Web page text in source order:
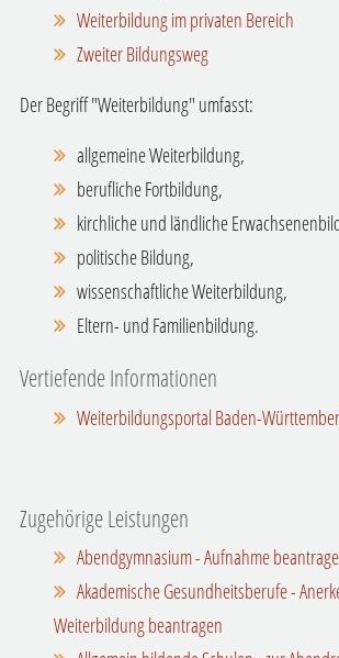
Weiterbildung im privaten Bereich
Zweiter Bildungsweg
Der Begriff "Weiterbildung" umfasst:
allgemeine Weiterbildung,
berufliche Fortbildung,
kirchliche und ländliche
politische Bildung,
wissenschaftliche Weiterbildung,
Eltern- und Familienbildung.
Vertiefende Informationen
Weiterbildungsportal Baden-
Zugehörige Leistungen
Abendgymnasium - Aufnahme
Akademische Gesundheitsberufe -
Weiterbildung beantragen